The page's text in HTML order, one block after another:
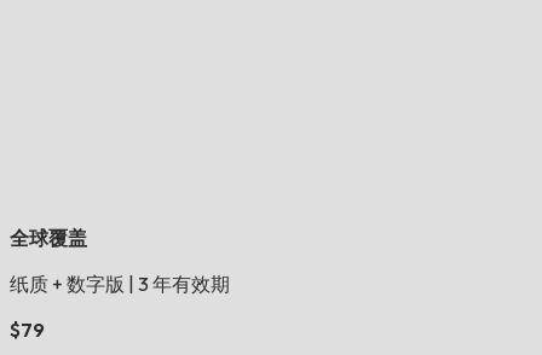
全球覆盖
纸质 + 数字版
3 年有效期
$79